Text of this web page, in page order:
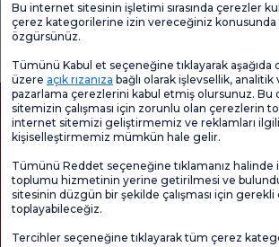
Genel
Memnuniyet
Bu internet sitesinin işletimi sırasında çerezler
çerez kategorilerine izin vereceğiniz
özgürsünüz.
Tümünü Kabul et seçeneğine tıklayarak aşağıda
üzere açık rızanıza bağlı olarak işlevsellik,
pazarlama çerezlerini kabul etmiş olursunuz.
sitemizin çalışması için zorunlu olan çerezlerin
internet sitemizi geliştirmemiz ve reklamları
kişiselleştirmemiz mümkün hale gelir.
Tümünü Reddet seçeneğine tıklamanız halinde
toplumu hizmetinin yerine getirilmesi ve
sitesinin düzgün bir şekilde çalışması için
toplayabileceğiz.
Tercihler seçeneğine tıklayarak tüm çerez